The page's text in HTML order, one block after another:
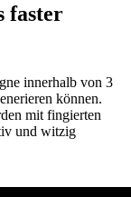
faster
innerhalb von 3
können.
mit fingierten
und witzig